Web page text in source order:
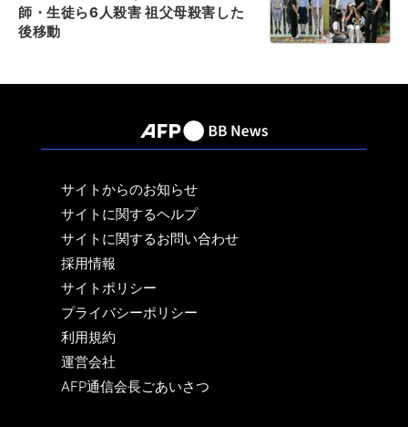
師・生徒ら6人殺害 祖父母殺害した
後移動
サイトからのお知らせ
サイトに関するヘルプ
サイトに関するお問い合わせ
採用情報
サイトポリシー
プライバシーポリシー
利用規約
運営会社
AFP通信会長ごあいさつ